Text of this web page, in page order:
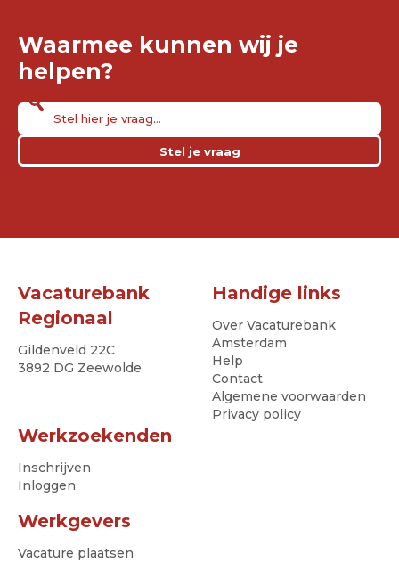
Waarmee kunnen wij je
helpen?
Stel je vraag
Vacaturebank
Regionaal
Gildenveld 22C
3892 DG Zeewolde
Handige links
Over Vacaturebank
Amsterdam
Help
Contact
Algemene voorwaarden
Privacy policy
Werkzoekenden
Inschrijven
Inloggen
Werkgevers
Vacature plaatsen